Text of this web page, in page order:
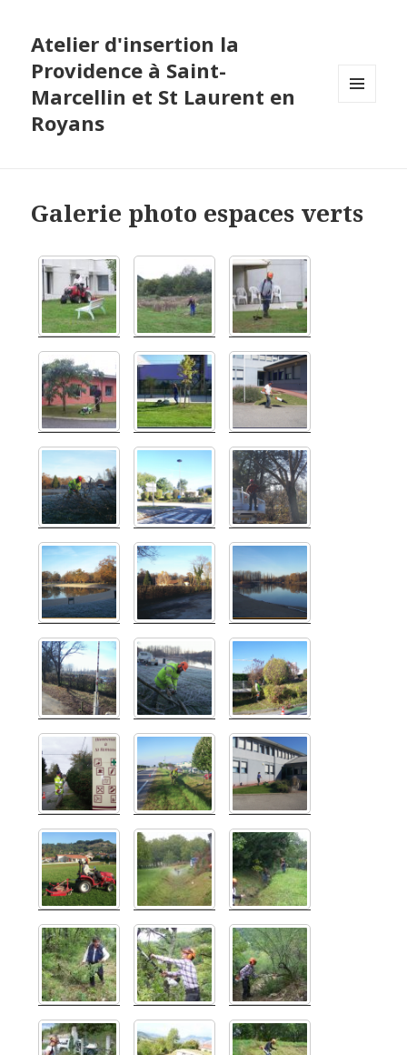
Atelier d'insertion la
Providence à Saint-
Marcellin et St Laurent en
Royans
Galerie photo espaces verts